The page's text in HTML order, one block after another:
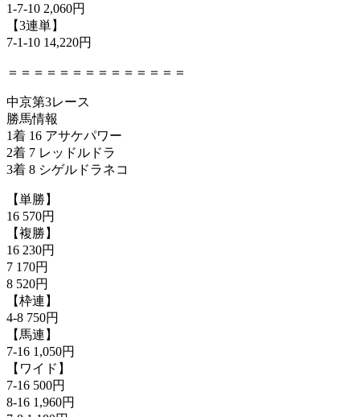
1-7-10 2,060円
【3連単】
7-1-10 14,220円
＝＝＝＝＝＝＝＝＝＝＝＝＝＝
中京第3レース
勝馬情報
1着 16 アサケパワー
2着 7 レッドルドラ
3着 8 シゲルドラネコ
【単勝】
16 570円
【複勝】
16 230円
7 170円
8 520円
【枠連】
4-8 750円
【馬連】
7-16 1,050円
【ワイド】
7-16 500円
8-16 1,960円